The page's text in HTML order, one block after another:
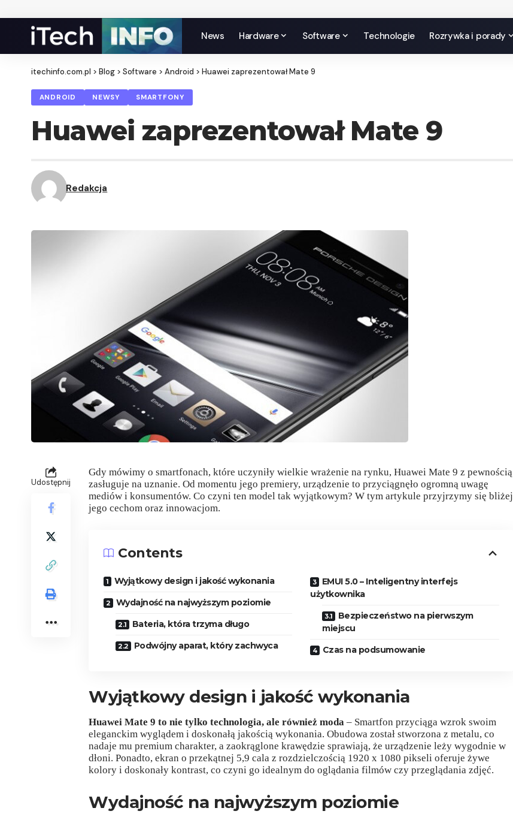
News Hardware Software Technologie Rozrywka i porady
itechinfo.com.pl > Blog > Software > Android > Huawei zaprezentował Mate 9
ANDROID NEWSY SMARTFONY
Huawei zaprezentował Mate 9
Redakcja
Udostępnij
Gdy mówimy o smartfonach, które uczyniły wielkie wrażenie na rynku, Huawei Mate 9 z pewnością
zasługuje na uznanie. Od momentu jego premiery, urządzenie to przyciągnęło ogromną uwagę
mediów i konsumentów. Co czyni ten model tak wyjątkowym? W tym artykule przyjrzymy się bliżej
jego cechom oraz innowacjom.
Contents
Wyjątkowy design i jakość wykonania
Wydajność na najwyższym poziomie
Bateria, która trzyma długo
Podwójny aparat, który zachwyca
EMUI 5.0 – Inteligentny interfejs
użytkownika
Bezpieczeństwo na pierwszym
miejscu
Czas na podsumowanie
Wyjątkowy design i jakość wykonania
Huawei Mate 9 to nie tylko technologia, ale również moda – Smartfon przyciąga wzrok swoim
eleganckim wyglądem i doskonałą jakością wykonania. Obudowa został stworzona z metalu, co
nadaje mu premium charakter, a zaokrąglone krawędzie sprawiają, że urządzenie leży wygodnie w
dłoni. Ponadto, ekran o przekątnej 5,9 cala z rozdzielczością 1920 x 1080 pikseli oferuje żywe
kolory i doskonały kontrast, co czyni go idealnym do oglądania filmów czy przeglądania zdjęć.
Wydajność na najwyższym poziomie